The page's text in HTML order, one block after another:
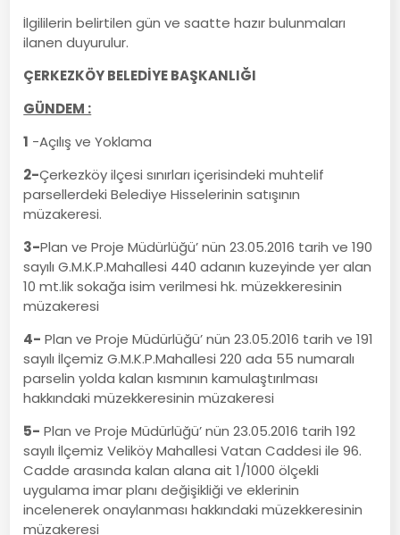
İlgililerin belirtilen gün ve saatte hazır bulunmaları
ilanen duyurulur.
ÇERKEZKÖY BELEDİYE BAŞKANLIĞI
GÜNDEM :
1 -Açılış ve Yoklama
2-Çerkezköy ilçesi sınırları içerisindeki muhtelif
parsellerdeki Belediye Hisselerinin satışının
müzakeresi.
3-Plan ve Proje Müdürlüğü’ nün 23.05.2016 tarih ve 190
sayılı G.M.K.P.Mahallesi 440 adanın kuzeyinde yer alan
10 mt.lik sokağa isim verilmesi hk. müzekkeresinin
müzakeresi
4- Plan ve Proje Müdürlüğü’ nün 23.05.2016 tarih ve 191
sayılı İlçemiz G.M.K.P.Mahallesi 220 ada 55 numaralı
parselin yolda kalan kısmının kamulaştırılması
hakkındaki müzekkeresinin müzakeresi
5- Plan ve Proje Müdürlüğü’ nün 23.05.2016 tarih 192
sayılı İlçemiz Veliköy Mahallesi Vatan Caddesi ile 96.
Cadde arasında kalan alana ait 1/1000 ölçekli
uygulama imar planı değişikliği ve eklerinin
incelenerek onaylanması hakkındaki müzekkeresinin
müzakeresi